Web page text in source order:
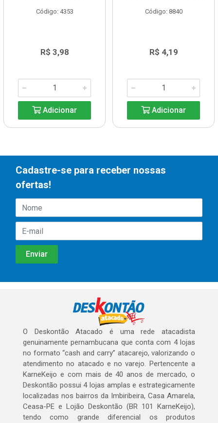
Código: 4353
R$ 3,98
Adicionar
Código: 8840
R$ 4,19
Adicionar
Cadastre-se para receber nossas
ofertas!
O Deskontão Atacado é uma rede atacadista
genuinamente pernambucana que conta com 4 lojas
no formato “cash and carry” atacarejo, valorizando o
atendimento no atacado e no varejo. Pertencente a
KarneKeijo e com mais de 40 anos de mercado, o
Deskontão possui 4 lojas amplas e estrategicamente
localizadas nos bairros da Imbiribeira, Casa Amarela,
Ceasa-PE e Lojão Deskontão (BR 101 KarneKeijo),
tendo como grande diferencial os produtos